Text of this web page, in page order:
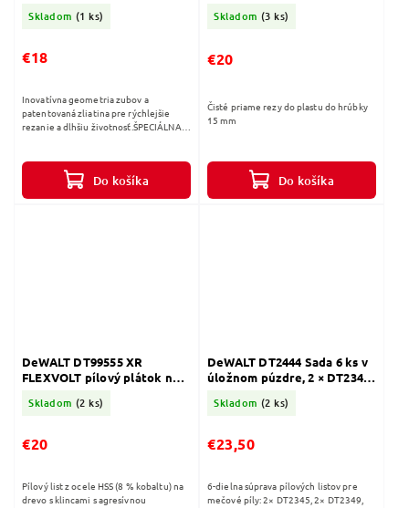
Skladom (1 ks)
€18
Do košíka
Inovatívna geometria zubov a
patentovaná zliatina pre rýchlejšie
rezanie a dlhšiu životnosť.ŠPECIÁLNA
optimálne...
Skladom (3 ks)
€20
Do košíka
Čisté priame rezy do plastu do hrúbky
15 mm
DeWALT DT99555 XR
FLEXVOLT pílový plátok na
4/6 TPI
Skladom (2 ks)
€20
Pílový list z ocele HSS (8 % kobaltu) na
drevo s klincami s agresívnou
DeWALT DT2444 Sada 6 ks v
úložnom púzdre, 2 × DT2345,
Skladom (2 ks)
€23,50
6-dielna súprava pílových listov pre
mečové píly: 2× DT2345, 2× DT2349,